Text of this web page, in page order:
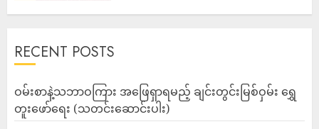
RECENT POSTS
ဝမ်းစာနဲ့သဘာဝကြား အဖြေရှာရမည့် ချင်းတွင်းမြစ်ဝှမ်း ရွှေ
တူးဖော်ရေး (သတင်းဆောင်းပါး)